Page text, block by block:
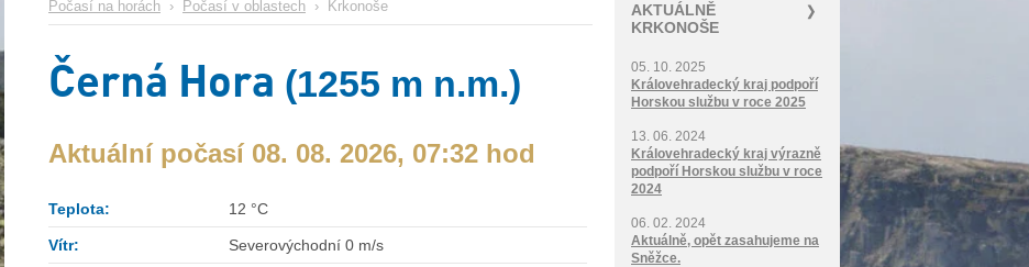
AKTUÁLNĚ
KRKONOŠE
05. 10. 2025
Královehradecký kraj podpoří
Horskou službu v roce 2025
13. 06. 2024
Královehradecký kraj výrazně
podpoří Horskou službu v roce
2024
06. 02. 2024
Aktuálně, opět zasahujeme na
Sněžce.
Počasí na horách › Počasí v oblastech › Krkonoše
Černá Hora (1255 m n.m.)
Aktuální počasí 08. 08. 2026, 07:32 hod
Teplota: 12 °C
Vítr: Severovýchodní 0 m/s